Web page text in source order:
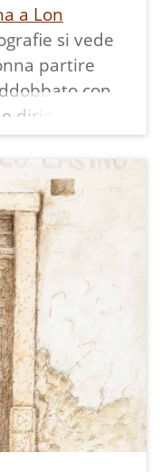
a Lon
si vede
partire
con
dirigersi
vedere bene
fiaccole, poi
con le
di bianco con
portata dai
con
dalle
con
infine le
strade erano